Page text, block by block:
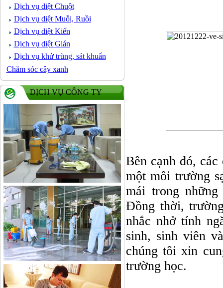
Dịch vụ diệt Chuột
Dịch vụ diệt Muỗi, Ruồi
Dịch vụ diệt Kiến
Dịch vụ diệt Gián
Dịch vụ khử trùng, sát khuẩn
Chăm sóc cây xanh
DỊCH VỤ CÔNG TY
Bên cạnh đó,
một môi trường
mái trong
Đồng thời,
nhắc nhở tính
sinh, sinh viên
chúng tôi xin
trường học.